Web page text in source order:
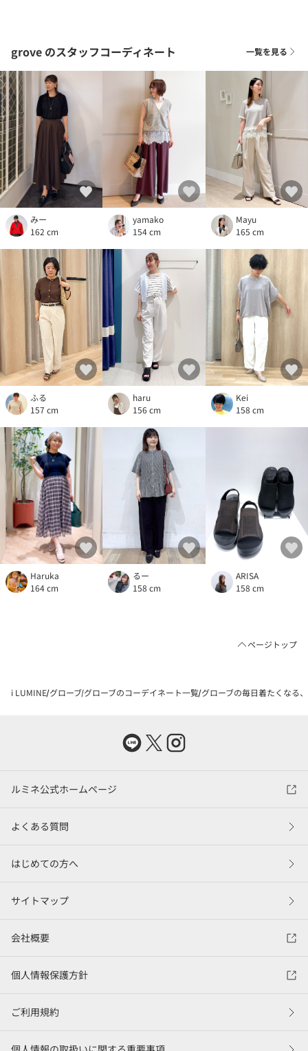
grove のスタッフコーディネート 一覧を見る
みー
162 cm
yamako
154 cm
Mayu
165 cm
ふる
157 cm
haru
156 cm
Kei
158 cm
Haruka
164 cm
るー
158 cm
ARISA
158 cm
ページトップ
i LUMINE グローブ グローブのコーデイネート一覧 グローブの毎日着たくなる
ルミネ公式ホームページ
よくある質問
はじめての方へ
サイトマップ
会社概要
個人情報保護方針
ご利用規約